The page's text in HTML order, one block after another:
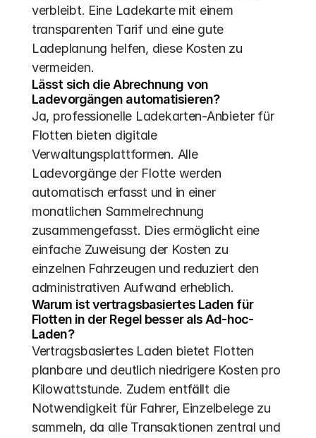
verbleibt. Eine Ladekarte mit einem
transparenten Tarif und eine gute
Ladeplanung helfen, diese Kosten zu
vermeiden.
Lässt sich die Abrechnung von
Ladevorgängen automatisieren?
Ja, professionelle Ladekarten-Anbieter für
Flotten bieten digitale
Verwaltungsplattformen. Alle
Ladevorgänge der Flotte werden
automatisch erfasst und in einer
monatlichen Sammelrechnung
zusammengefasst. Dies ermöglicht eine
einfache Zuweisung der Kosten zu
einzelnen Fahrzeugen und reduziert den
administrativen Aufwand erheblich.
Warum ist vertragsbasiertes Laden für
Flotten in der Regel besser als Ad-hoc-
Laden?
Vertragsbasiertes Laden bietet Flotten
planbare und deutlich niedrigere Kosten pro
Kilowattstunde. Zudem entfällt die
Notwendigkeit für Fahrer, Einzelbelege zu
sammeln, da alle Transaktionen zentral und